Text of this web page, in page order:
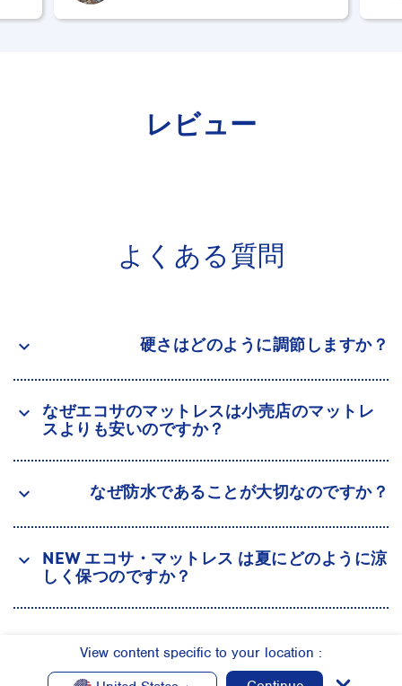
レビュー
よくある質問
keyboard_arrow_down 硬さはどのように調節しますか？
keyboard_arrow_down なぜエコサのマットレスは小売店のマットレ
スよりも安いのですか？
keyboard_arrow_down なぜ防水であることが大切なのですか？
keyboard_arrow_down
NEW エコサ・マットレス は夏にどのように涼
しく保つのですか？
全ての質問を見る >
View content specific to your location :